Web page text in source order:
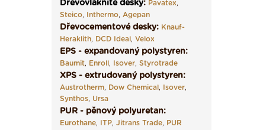
Dřevovláknité desky: Pavatex,
Steico, Inthermo, Agepan
Dřevocementové desky: Knauf-
Heraklith, DCD Ideal, Velox
EPS - expandovaný polystyren:
Baumit, Enroll, Isover, Styrotrade
XPS - extrudovaný polystyren:
Austrotherm, Dow Chemical, Isover,
Synthos, Ursa
PUR - pěnový polyuretan:
Eurothane, ITP, Jitrans Trade, PUR